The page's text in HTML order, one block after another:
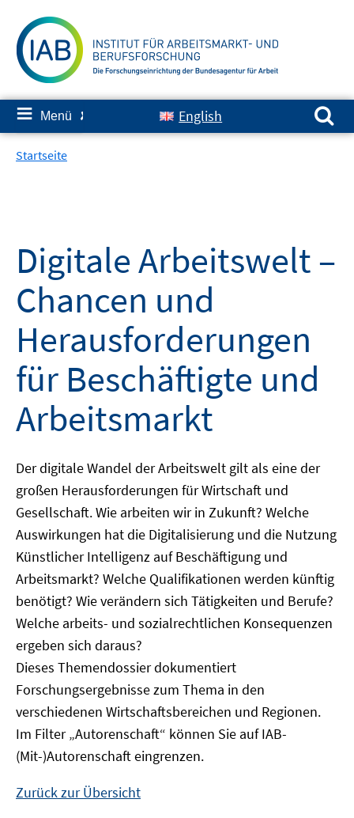
zum
Inhalt
≡ Menü ✘ English
Suchen nach:
Startseite
Digitale Arbeitswelt –
Chancen und
Herausforderungen
für Beschäftigte und
Arbeitsmarkt
Der digitale Wandel der Arbeitswelt gilt als eine der
großen Herausforderungen für Wirtschaft und
Gesellschaft. Wie arbeiten wir in Zukunft? Welche
Auswirkungen hat die Digitalisierung und die Nutzung
Künstlicher Intelligenz auf Beschäftigung und
Arbeitsmarkt? Welche Qualifikationen werden künftig
benötigt? Wie verändern sich Tätigkeiten und Berufe?
Welche arbeits- und sozialrechtlichen Konsequenzen
ergeben sich daraus?
Dieses Themendossier dokumentiert
Forschungsergebnisse zum Thema in den
verschiedenen Wirtschaftsbereichen und Regionen.
Im Filter „Autorenschaft“ können Sie auf IAB-
(Mit-)Autorenschaft eingrenzen.
Zurück zur Übersicht